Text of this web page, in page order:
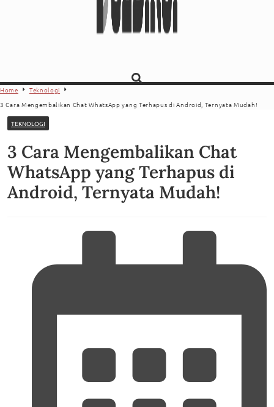
Home
Teknologi
3 Cara Mengembalikan Chat WhatsApp yang Terhapus di Android, Ternyata Mudah!
TEKNOLOGI
3 Cara Mengembalikan Chat
WhatsApp yang Terhapus di
Android, Ternyata Mudah!